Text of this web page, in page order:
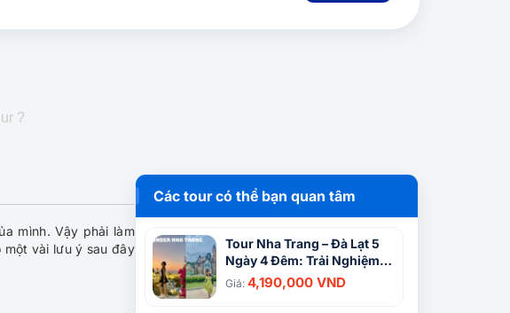
?
mình. Vậy phải làm
một vài lưu ý sau đây
Các tour có thể bạn quan tâm
Tour Nha Trang – Đà Lạt 5
Ngày 4 Đêm: Trải Nghiệm
Hành Trình Biển Xanh và Núi
Rừng Tây Nguyên
Giá: 4,190,000 VND